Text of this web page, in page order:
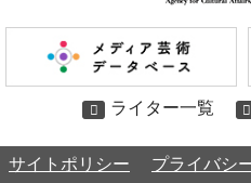
ライター一覧
サイトポリシー プライバシ